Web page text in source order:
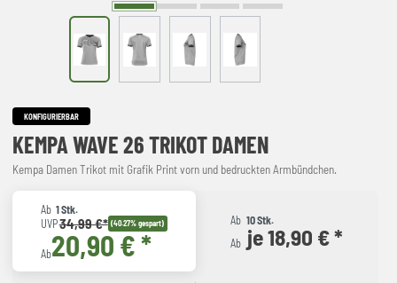
KONFIGURIERBAR
KEMPA WAVE 26 TRIKOT DAMEN
Kempa Damen Trikot mit Grafik Print vorn und bedruckten Armbündchen.
Ab 1 Stk.
UVP34,99 €* (40.27% gespart)
Ab20,90 € *
Ab 10 Stk.
Ab je 18,90 € *